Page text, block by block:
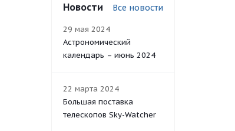
Новости Все новости
29 мая 2024
Астрономический
календарь – июнь 2024
22 марта 2024
Большая поставка
телескопов Sky-Watcher